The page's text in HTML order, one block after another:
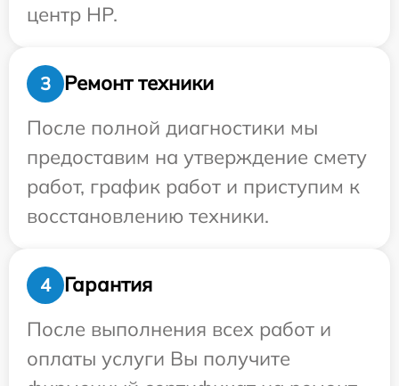
центр HP.
3
Ремонт техники
После полной диагностики мы
предоставим на утверждение смету
работ, график работ и приступим к
восстановлению техники.
4
Гарантия
После выполнения всех работ и
оплаты услуги Вы получите